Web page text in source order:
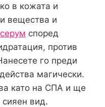
в кожата и
вещества и
серум според
против
го преди
магически.
като на СПА и ще
вид.